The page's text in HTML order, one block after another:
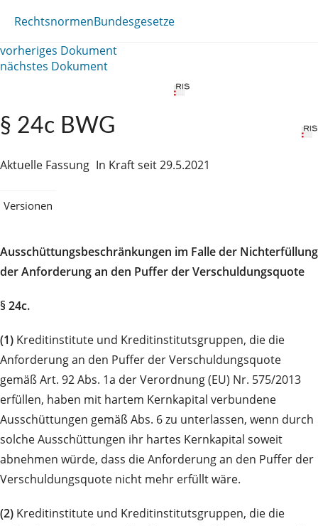
RechtsnormenBundesgesetze
vorheriges Dokument
nächstes Dokument
§ 24c BWG
Aktuelle Fassung In Kraft seit 29.5.2021
Versionen
Ausschüttungsbeschränkungen im Falle der Nichterfüllung
der Anforderung an den Puffer der Verschuldungsquote
§ 24c.
(1) Kreditinstitute und Kreditinstitutsgruppen, die die
Anforderung an den Puffer der Verschuldungsquote
gemäß Art. 92 Abs. 1a der Verordnung (EU) Nr. 575/2013
erfüllen, haben mit hartem Kernkapital verbundene
Ausschüttungen gemäß Abs. 6 zu unterlassen, wenn durch
solche Ausschüttungen ihr hartes Kernkapital soweit
abnehmen würde, dass die Anforderung an den Puffer der
Verschuldungsquote nicht mehr erfüllt wäre.
(2) Kreditinstitute und Kreditinstitutsgruppen, die die